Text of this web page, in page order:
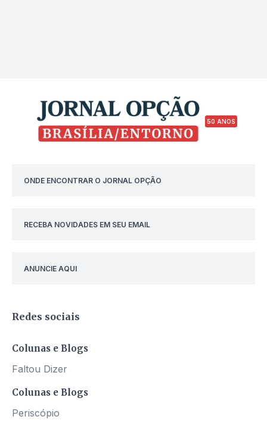
50 ANOS
ONDE ENCONTRAR O JORNAL OPÇÃO
RECEBA NOVIDADES EM SEU EMAIL
ANUNCIE AQUI
Redes sociais
Colunas e Blogs
Faltou Dizer
Colunas e Blogs
Periscópio